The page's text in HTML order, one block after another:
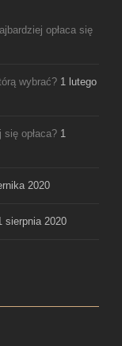
opłaca się
wybrać? 1 lutego
opłaca? 1
2020
sierpnia 2020